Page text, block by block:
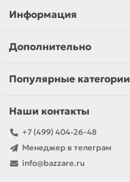
Информация
Дополнительно
Популярные категории
Наши контакты
+7 (499) 404-26-48
Менеджер в телеграм
info@bazzare.ru